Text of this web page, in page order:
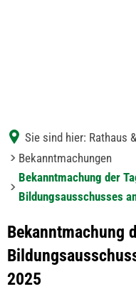
Sie sind hier: Rathaus
Bekanntmachungen
Bekanntmachung der
Bildungsausschusses
Bekanntmachung
2025